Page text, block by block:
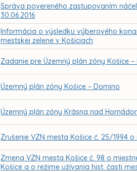
Správa povereného zastupovaním
30.06.2016
Informácia o výsledku výberového
mestskej zelene v Košiciach
Zadanie pre Územný plán zóny Košice
Územný plán zóny Košice – Domino
Územný plán zóny Krásna nad
Zrušenie VZN mesta Košice č. 25/1994
Zmena VZN mesta Košice č. 98 o
Košice a o režime užívania hist. časti